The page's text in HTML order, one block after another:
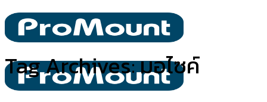
ข้าม
เนื้อหา
Tag Archives:มอไซค์